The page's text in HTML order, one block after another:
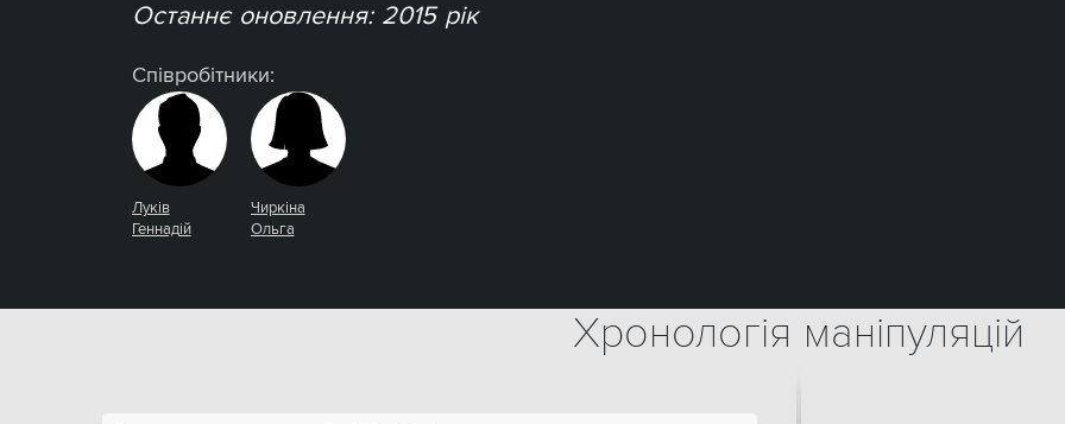
Останнє оновлення: 2015 рік
Співробітники:
Луків
Геннадій
Чиркіна
Ольга
Хронологія маніпуляцій